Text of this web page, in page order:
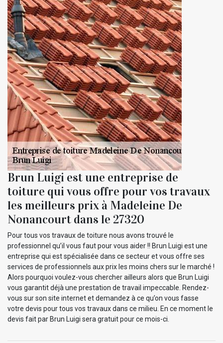
Brun Luigi est une entreprise de
toiture qui vous offre pour vos travaux
les meilleurs prix à Madeleine De
Nonancourt dans le 27320
Pour tous vos travaux de toiture nous avons trouvé le
professionnel qu’il vous faut pour vous aider !! Brun Luigi est une
entreprise qui est spécialisée dans ce secteur et vous offre ses
services de professionnels aux prix les moins chers sur le marché !
Alors pourquoi voulez-vous chercher ailleurs alors que Brun Luigi
vous garantit déjà une prestation de travail impeccable. Rendez-
vous sur son site internet et demandez à ce qu’on vous fasse
votre devis pour tous vos travaux dans ce milieu. En ce moment le
devis fait par Brun Luigi sera gratuit pour ce mois-ci.